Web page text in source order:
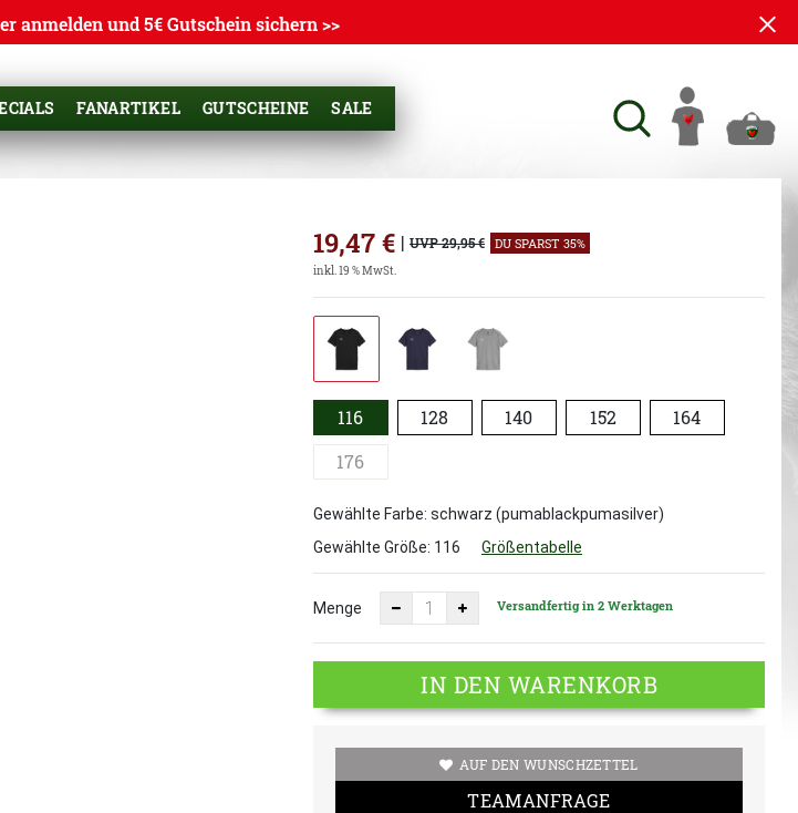
anmelden und 5€ Gutschein sichern >>
FANARTIKEL GUTSCHEINE SALE
19,47€ | UVP 29,95 € DU SPARST 35%
inkl. 19 % MwSt.
116 128 140 152
164
176
Gewählte Farbe: schwarz (pumablackpumasilver)
Gewählte Größe: 116 Größentabelle
Menge Versandfertig in 2 Werktagen
IN DEN WARENKORB
AUF DEN WUNSCHZETTEL
TEAMANFRAGE